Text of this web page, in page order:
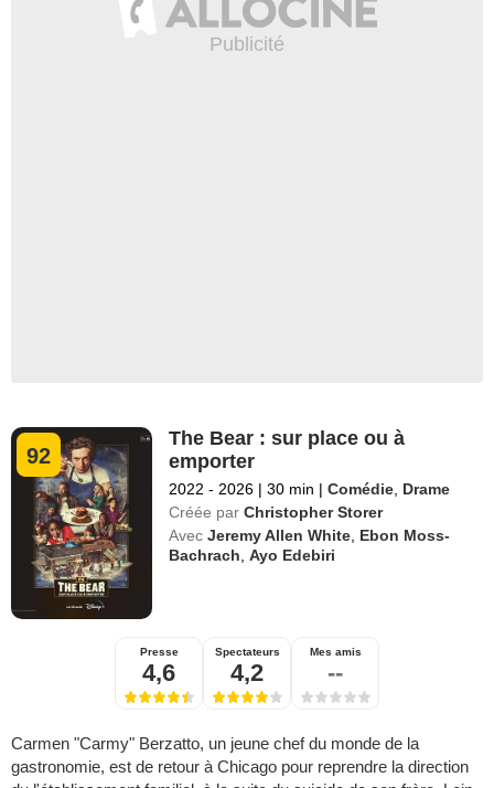
92
The Bear : sur place ou à
emporter
2022 - 2026 | 30 min | Comédie Drame
Créée par Christopher Storer
Avec Jeremy Allen White Ebon Moss-
Bachrach ,Ayo Edebiri
Presse
4,6
Spectateurs
4,2
Mes amis
--
Carmen "Carmy" Berzatto, un jeune chef du monde de la
gastronomie, est de retour à Chicago pour reprendre la direction